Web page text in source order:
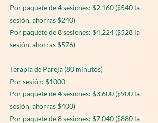
Por paquete de 4 sesiones: $2,160 ($540 la
sesión, ahorras $240)
Por paquete de 8 sesiones: $4,224 ($528 la
sesión, ahorras $576)
Terapia de Pareja (80 minutos)
Por sesión: $1000
Por paquete de 4 sesiones: $3,600 ($900 la
sesión, ahorras $400)
Por paquete de 8 sesiones: $7,040 ($880 la